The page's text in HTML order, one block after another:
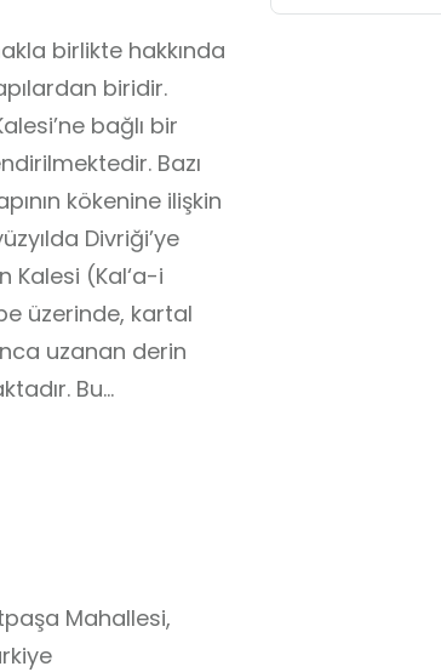
birlikte hakkında
biridir.
bağlı bir
Bazı
kökenine ilişkin
Divriği’ye
Kalesi (Kal‘a-i
üzerinde, kartal
uzanan derin
Bu
Mahallesi,